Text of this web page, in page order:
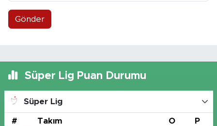
Gönder
Süper Lig Puan Durumu
Süper Lig
# Takım O P